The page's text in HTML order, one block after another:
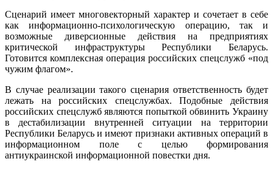
Сценарий имеет многовекторный характер и сочетает в себе
как информационно-психологическую операцию, так и
возможные диверсионные действия на предприятиях
критической инфраструктуры Республики Беларусь.
Готовится комплексная операция российских спецслужб «под
чужим флагом».
В случае реализации такого сценария ответственность будет
лежать на российских спецслужбах. Подобные действия
российских спецслужб являются попыткой обвинить Украину
в дестабилизации внутренней ситуации на территории
Республики Беларусь и имеют признаки активных операций в
информационном поле с целью формирования
антиукраинской информационной повестки дня.